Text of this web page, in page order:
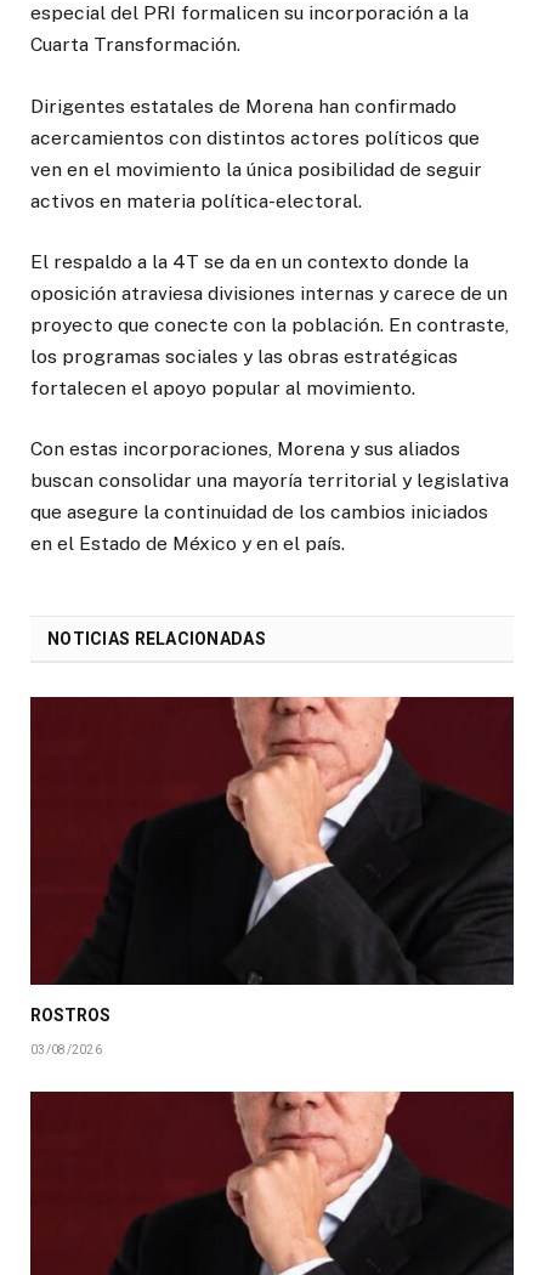
especial del PRI formalicen su incorporación a la
Cuarta Transformación.
Dirigentes estatales de Morena han confirmado
acercamientos con distintos actores políticos que
ven en el movimiento la única posibilidad de seguir
activos en materia política-electoral.
El respaldo a la 4T se da en un contexto donde la
oposición atraviesa divisiones internas y carece de un
proyecto que conecte con la población. En contraste,
los programas sociales y las obras estratégicas
fortalecen el apoyo popular al movimiento.
Con estas incorporaciones, Morena y sus aliados
buscan consolidar una mayoría territorial y legislativa
que asegure la continuidad de los cambios iniciados
en el Estado de México y en el país.
NOTICIAS RELACIONADAS
ROSTROS
03/08/2026